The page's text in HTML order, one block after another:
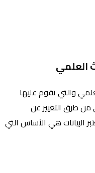
العلمي
والتي تقوم عليها
من طرق التعيير عن
البيانات هي الأساس التي